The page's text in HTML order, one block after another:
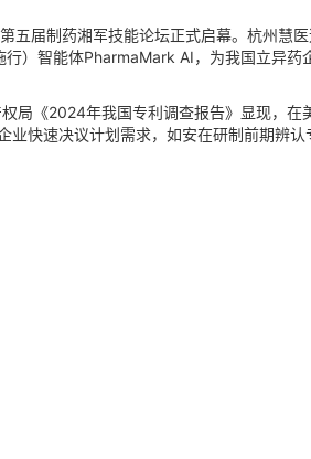
届制药湘军技能论坛正式启幕。杭州慧医
行）智能体PharmaMark AI，为我国立异药
局《2024年我国专利调查报告》显现，在
业快速决议计划需求，如安在研制前期辨认